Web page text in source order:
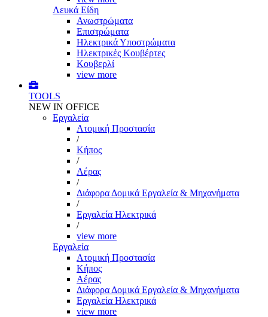
Λευκά Είδη
Ανωστρώματα
Επιστρώματα
Ηλεκτρικά Υποστρώματα
Ηλεκτρικές Κουβέρτες
Κουβερλί
view more
TOOLS
NEW IN OFFICE
Εργαλεία
Aτομική Προστασία
/
Kήπος
/
Αέρας
/
Διάφορα Δομικά Εργαλεία & Μηχανήματα
/
Εργαλεία Ηλεκτρικά
/
view more
Εργαλεία
Aτομική Προστασία
Kήπος
Αέρας
Διάφορα Δομικά Εργαλεία & Μηχανήματα
Εργαλεία Ηλεκτρικά
view more